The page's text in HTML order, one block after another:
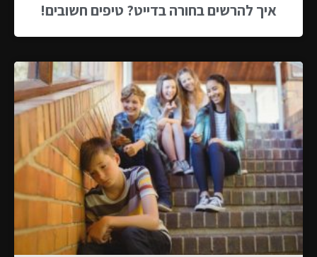
איך להרשים בחורה בדייט? טיפים חשובים!